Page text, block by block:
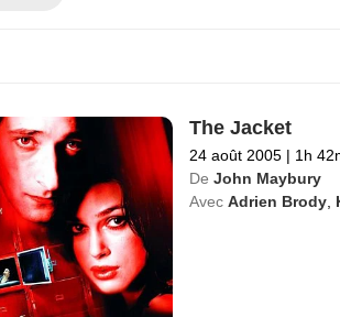
The Jacket
24 août 2005 | 1h
De John Maybury
Avec Adrien Brody,